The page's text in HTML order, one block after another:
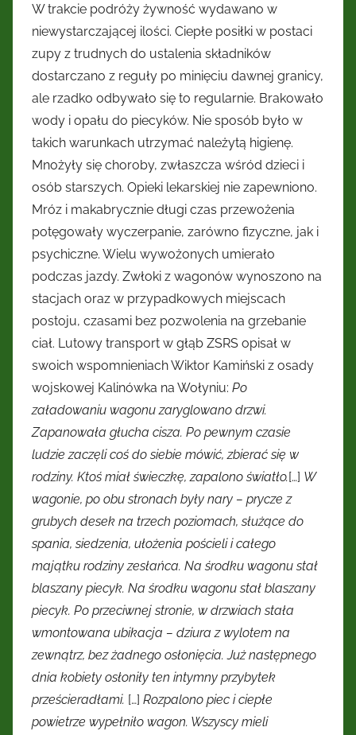
W trakcie podróży żywność wydawano w
niewystarczającej ilości. Ciepłe posiłki w postaci
zupy z trudnych do ustalenia składników
dostarczano z reguły po minięciu dawnej granicy,
ale rzadko odbywało się to regularnie. Brakowało
wody i opału do piecyków. Nie sposób było w
takich warunkach utrzymać należytą higienę.
Mnożyły się choroby, zwłaszcza wśród dzieci i
osób starszych. Opieki lekarskiej nie zapewniono.
Mróz i makabrycznie długi czas przewożenia
potęgowały wyczerpanie, zarówno fizyczne, jak i
psychiczne. Wielu wywożonych umierało
podczas jazdy. Zwłoki z wagonów wynoszono na
stacjach oraz w przypadkowych miejscach
postoju, czasami bez pozwolenia na grzebanie
ciał. Lutowy transport w głąb ZSRS opisał w
swoich wspomnieniach Wiktor Kamiński z osady
wojskowej Kalinówka na Wołyniu: Po
załadowaniu wagonu zaryglowano drzwi.
Zapanowała głucha cisza. Po pewnym czasie
ludzie zaczęli coś do siebie mówić, zbierać się w
rodziny. Ktoś miał świeczkę, zapalono światło.[…] W
wagonie, po obu stronach były nary – prycze z
grubych desek na trzech poziomach, służące do
spania, siedzenia, ułożenia pościeli i całego
majątku rodziny zesłańca. Na środku wagonu stał
blaszany piecyk. Na środku wagonu stał blaszany
piecyk. Po przeciwnej stronie, w drzwiach stała
wmontowana ubikacja – dziura z wylotem na
zewnątrz, bez żadnego osłonięcia. Już następnego
dnia kobiety osłoniły ten intymny przybytek
prześcieradłami. […] Rozpalono piec i ciepłe
powietrze wypełniło wagon. Wszyscy mieli